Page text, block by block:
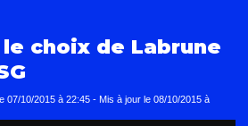
choix de Labrune
07/10/2015 à 22:45 - Mis à jour le 08/10/2015 à